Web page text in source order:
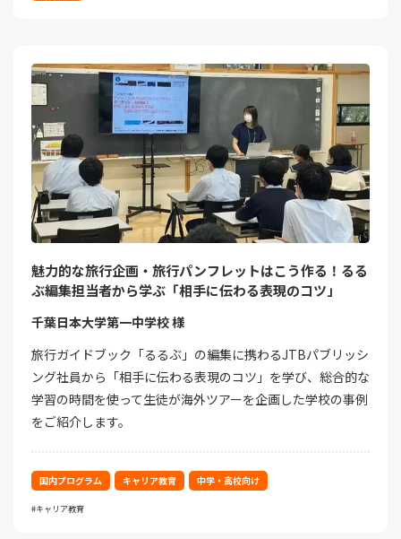
魅力的な旅行企画・旅行パンフレットはこう作る！るる
ぶ編集担当者から学ぶ「相手に伝わる表現のコツ」
千葉日本大学第一中学校 様
旅行ガイドブック「るるぶ」の編集に携わるJTBパブリッシ
ング社員から「相手に伝わる表現のコツ」を学び、総合的な
学習の時間を使って生徒が海外ツアーを企画した学校の事例
をご紹介します。
国内プログラム キャリア教育 中学・高校向け
キャリア教育